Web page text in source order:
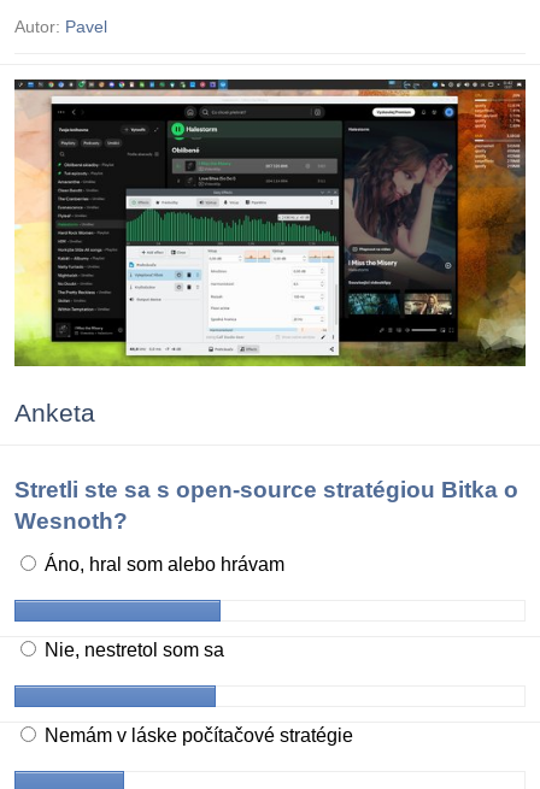
Autor: Pavel
Anketa
Stretli ste sa s open-source stratégiou Bitka o
Wesnoth?
Áno, hral som alebo hrávam
Nie, nestretol som sa
Nemám v láske počítačové stratégie